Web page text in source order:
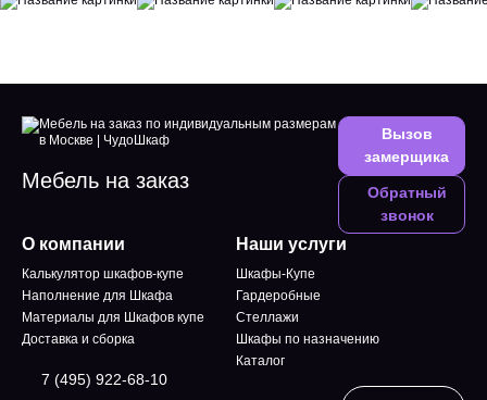
Мебель на заказ
Вызов
замерщика
Обратный
звонок
О компании
Калькулятор шкафов-купе
Наполнение для Шкафа
Материалы для Шкафов купе
Доставка и сборка
Наши услуги
Шкафы-Купе
Гардеробные
Стеллажи
Шкафы по назначению
Каталог
7 (495) 922-68-10